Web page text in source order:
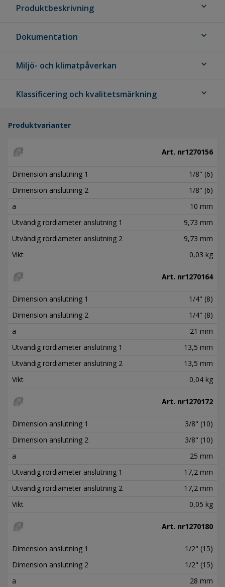
Produktbeskrivning expand_more
Dokumentation expand_more
Miljö- och klimatpåverkan expand_more
Klassificering och kvalitetsmärkning expand_more
Produktvarianter
Art. nr1270156
Dimension anslutning 1
1/8" (6)
Dimension anslutning 2
1/8" (6)
a
10 mm
Utvändig rördiameter anslutning 1
9,73 mm
Utvändig rördiameter anslutning 2
9,73 mm
Vikt
0,03 kg
Art. nr1270164
Dimension anslutning 1
1/4" (8)
Dimension anslutning 2
1/4" (8)
a
21 mm
Utvändig rördiameter anslutning 1
13,5 mm
Utvändig rördiameter anslutning 2
13,5 mm
Vikt
0,04 kg
Art. nr1270172
Dimension anslutning 1
3/8" (10)
Dimension anslutning 2
3/8" (10)
a
25 mm
Utvändig rördiameter anslutning 1
17,2 mm
Utvändig rördiameter anslutning 2
17,2 mm
Vikt
0,05 kg
Art. nr1270180
Dimension anslutning 1
1/2" (15)
Dimension anslutning 2
1/2" (15)
a
28 mm